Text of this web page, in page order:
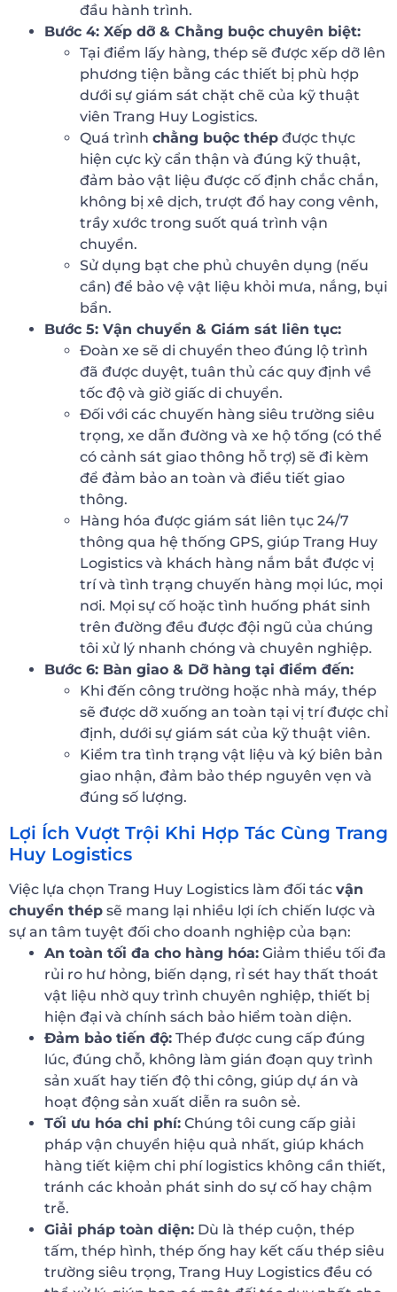
đầu hành trình.
Bước 4: Xếp dỡ & Chằng buộc chuyên biệt:
Tại điểm lấy hàng, thép sẽ được xếp dỡ lên
phương tiện bằng các thiết bị phù hợp
dưới sự giám sát chặt chẽ của kỹ thuật
viên Trang Huy Logistics.
Quá trình chằng buộc thép được thực
hiện cực kỳ cẩn thận và đúng kỹ thuật,
đảm bảo vật liệu được cố định chắc chắn,
không bị xê dịch, trượt đổ hay cong vênh,
trầy xước trong suốt quá trình vận
chuyển.
Sử dụng bạt che phủ chuyên dụng (nếu
cần) để bảo vệ vật liệu khỏi mưa, nắng, bụi
bẩn.
Bước 5: Vận chuyển & Giám sát liên tục:
Đoàn xe sẽ di chuyển theo đúng lộ trình
đã được duyệt, tuân thủ các quy định về
tốc độ và giờ giấc di chuyển.
Đối với các chuyến hàng siêu trường siêu
trọng, xe dẫn đường và xe hộ tống (có thể
có cảnh sát giao thông hỗ trợ) sẽ đi kèm
để đảm bảo an toàn và điều tiết giao
thông.
Hàng hóa được giám sát liên tục 24/7
thông qua hệ thống GPS, giúp Trang Huy
Logistics và khách hàng nắm bắt được vị
trí và tình trạng chuyến hàng mọi lúc, mọi
nơi. Mọi sự cố hoặc tình huống phát sinh
trên đường đều được đội ngũ của chúng
tôi xử lý nhanh chóng và chuyên nghiệp.
Bước 6: Bàn giao & Dỡ hàng tại điểm đến:
Khi đến công trường hoặc nhà máy, thép
sẽ được dỡ xuống an toàn tại vị trí được chỉ
định, dưới sự giám sát của kỹ thuật viên.
Kiểm tra tình trạng vật liệu và ký biên bản
giao nhận, đảm bảo thép nguyên vẹn và
đúng số lượng.
Lợi Ích Vượt Trội Khi Hợp Tác Cùng Trang
Huy Logistics
Việc lựa chọn Trang Huy Logistics làm đối tác vận
chuyển thép sẽ mang lại nhiều lợi ích chiến lược và
sự an tâm tuyệt đối cho doanh nghiệp của bạn:
An toàn tối đa cho hàng hóa: Giảm thiểu tối đa
rủi ro hư hỏng, biến dạng, rỉ sét hay thất thoát
vật liệu nhờ quy trình chuyên nghiệp, thiết bị
hiện đại và chính sách bảo hiểm toàn diện.
Đảm bảo tiến độ: Thép được cung cấp đúng
lúc, đúng chỗ, không làm gián đoạn quy trình
sản xuất hay tiến độ thi công, giúp dự án và
hoạt động sản xuất diễn ra suôn sẻ.
Tối ưu hóa chi phí: Chúng tôi cung cấp giải
pháp vận chuyển hiệu quả nhất, giúp khách
hàng tiết kiệm chi phí logistics không cần thiết,
tránh các khoản phát sinh do sự cố hay chậm
trễ.
Giải pháp toàn diện: Dù là thép cuộn, thép
tấm, thép hình, thép ống hay kết cấu thép siêu
trường siêu trọng, Trang Huy Logistics đều có